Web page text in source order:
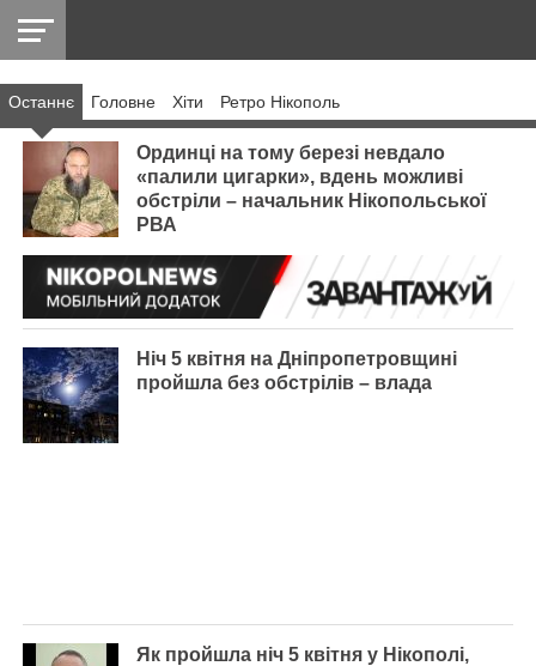
НІКОПОЛЬ
РАЙОН
СІЧЕСЛАВСЬКА
УКРАЇНА
РЕТРО
НІКОПОЛЬ
ЛАЙТ
УКРАЇНА
ДОПОМОГА
Останнє Головнe Хіти Ретро Нікополь
Ординці на тому березі невдало
«палили цигарки», вдень можливі
обстріли – начальник Нікопольської
РВА
Ніч 5 квітня на Дніпропетровщині
пройшла без обстрілів – влада
Як пройшла ніч 5 квітня у Нікополі,